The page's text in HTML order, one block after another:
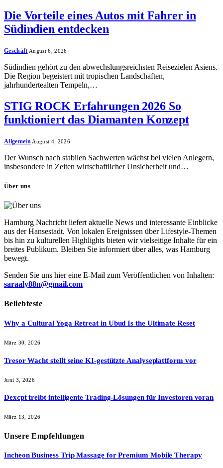
Die Vorteile eines Autos mit Fahrer in
Südindien entdecken
Geschäft August 6, 2026
Südindien gehört zu den abwechslungsreichsten Reisezielen Asiens.
Die Region begeistert mit tropischen Landschaften,
jahrhundertealten Tempeln,…
STIG ROCK Erfahrungen 2026 So
funktioniert das Diamanten Konzept
Allgemein August 4, 2026
Der Wunsch nach stabilen Sachwerten wächst bei vielen Anlegern,
insbesondere in Zeiten wirtschaftlicher Unsicherheit und…
Über uns
Hamburg Nachricht liefert aktuelle News und interessante Einblicke
aus der Hansestadt. Von lokalen Ereignissen über Lifestyle-Themen
bis hin zu kulturellen Highlights bieten wir vielseitige Inhalte für ein
breites Publikum. Bleiben Sie informiert über alles, was Hamburg
bewegt.
Senden Sie uns hier eine E-Mail zum Veröffentlichen von Inhalten:
saraaly88n@gmail.com
Beliebteste
Why a Cultural Yoga Retreat in Ubud Is the Ultimate Reset
März 30, 2026
Tresor Wacht stellt seine KI-gestützte Analyseplattform vor
Juni 3, 2026
Dexcpt treibt intelligente Trading-Lösungen für Investoren voran
März 13, 2026
UnsereEmpfehlungen
Incheon Business Trip Massage for Premium Mobile Therapy